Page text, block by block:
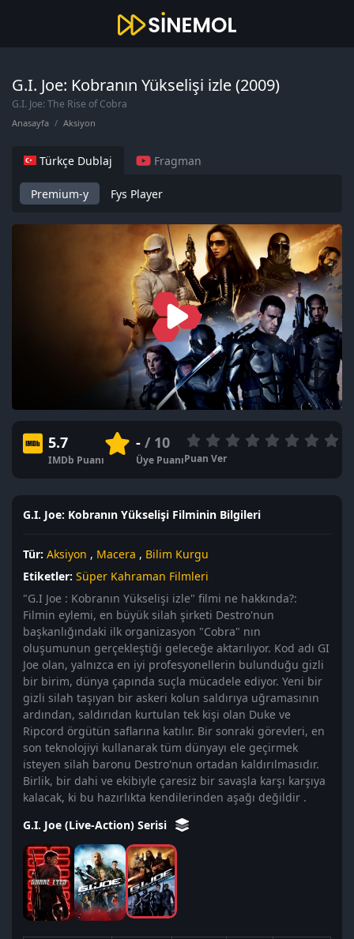
G.I. Joe: Kobranın Yükselişi izle (2009)
G.I. Joe: The Rise of Cobra
Anasayfa Aksiyon
Türkçe Dublaj Fragman
Premium-y Fys Player
5.7
IMDb Puanı
-/ 10
Üye PuanıPuan Ver
G.I. Joe: Kobranın Yükselişi Filminin Bilgileri
Tür: Aksiyon , Macera , Bilim Kurgu
Etiketler: Süper Kahraman Filmleri
"G.I Joe : Kobranın Yükselişi izle" filmi ne hakkında?:
Filmin eylemi, en büyük silah şirketi Destro'nun
başkanlığındaki ilk organizasyon "Cobra" nın
oluşumunun gerçekleştiği geleceğe aktarılıyor. Kod adı GI
Joe olan, yalnızca en iyi profesyonellerin bulunduğu gizli
bir birim, dünya çapında suçla mücadele ediyor. Yeni bir
gizli silah taşıyan bir askeri kolun saldırıya uğramasının
ardından, saldırıdan kurtulan tek kişi olan Duke ve
Ripcord örgütün saflarına katılır. Bir sonraki görevleri, en
son teknolojiyi kullanarak tüm dünyayı ele geçirmek
isteyen silah baronu Destro'nun ortadan kaldırılmasıdır.
Birlik, bir dahi ve ekibiyle çaresiz bir savaşla karşı karşıya
kalacak, ki bu hazırlıkta kendilerinden aşağı değildir .
G.I. Joe (Live-Action) Serisi